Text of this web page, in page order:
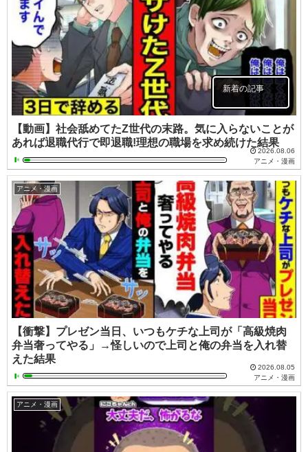
新着の記事
【動画】社会舐めてたZ世代の末路。気に入らないことが
あれば退職代行で即退職!理想の職場を求め続けた結果
2026.08.06
アニメ・漫画
アニメ・漫画
【衝撃】プレゼン当日、いつもケチな上司が「高級焼肉
弁当奢ってやる」→怪しいので上司と俺の弁当を入れ替
えた結果
2026.08.05
アニメ・漫画
アニメ・漫画